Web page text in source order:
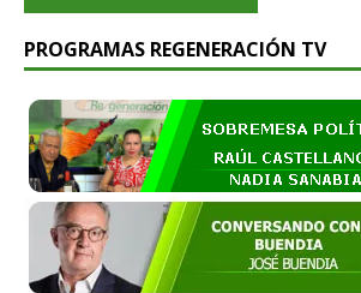
PROGRAMAS REGENERACIÓN TV